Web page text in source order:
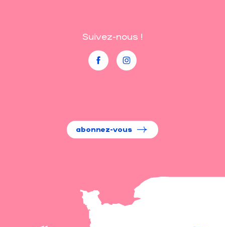
Suivez-nous !
abonnez-vous